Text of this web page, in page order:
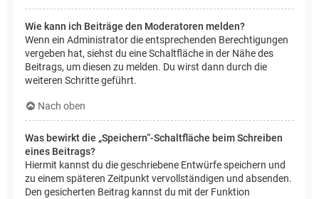
Wie kann ich Beiträge den Moderatoren melden?
Wenn ein Administrator die entsprechenden Berechtigungen
vergeben hat, siehst du eine Schaltfläche in der Nähe des
Beitrags, um diesen zu melden. Du wirst dann durch die
weiteren Schritte geführt.
Nach oben
Was bewirkt die „Speichern“-Schaltfläche beim Schreiben
eines Beitrags?
Hiermit kannst du die geschriebene Entwürfe speichern und
zu einem späteren Zeitpunkt vervollständigen und absenden.
Den gesicherten Beitrag kannst du mit der Funktion